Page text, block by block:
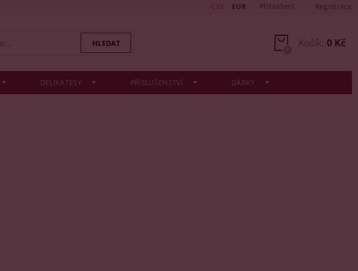
EUR Přihlášení Registrace
Košík: 0 Kč
0
DELIKATESY PŘÍSLUŠENSTVÍ DÁRKY